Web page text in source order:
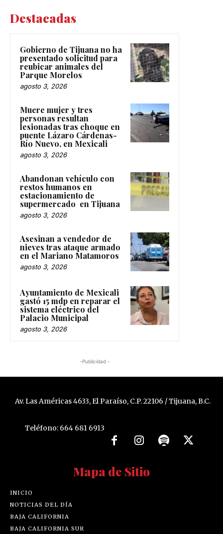
Destacadas
Gobierno de Tijuana no ha
presentado solicitud para
reubicar animales del
Parque Morelos
agosto 3, 2026
Muere mujer y tres
personas resultan
lesionadas tras choque en
puente Lázaro Cárdenas-
Río Nuevo, en Mexicali
agosto 3, 2026
Abandonan vehículo con
restos humanos en
estacionamiento de
supermercado en Tijuana
agosto 3, 2026
Asesinan a vendedor de
nieves tras ataque armado
en el Mariano Matamoros
agosto 3, 2026
Ayuntamiento de Mexicali
gastó 15 mdp en reparar el
sistema eléctrico del
Palacio Municipal
agosto 3, 2026
-Publicidad -
Av. Las Américas 4633, El Paraíso, C.P. 22106 / Tijuana, B.C.
Teléfono: 664 681 6913
Mapa de Sitio
INICIO
NOTICIAS DEL DÍA
BAJA CALIFORNIA
BAJA CALIFORNIA SUR